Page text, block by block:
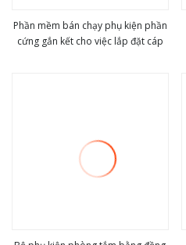
Phần mềm bán chạy phụ kiện phần
cứng gắn kết cho việc lắp đặt cáp